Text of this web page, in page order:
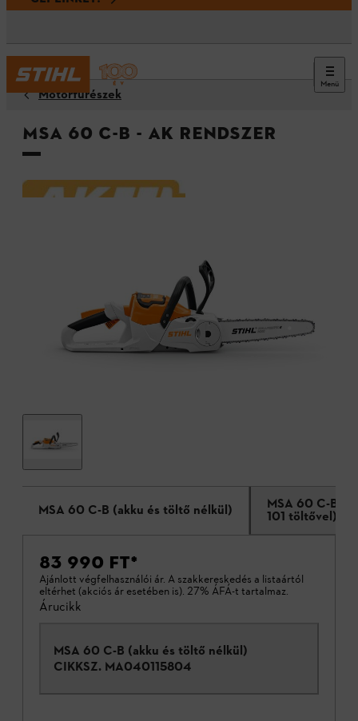
Menü
Motorfűrészek
MSA 60 C-B - AK rendszer
MSA 60 C-B (akku és töltő nélkül) MSA 60 C-B
101 töltővel)
83 990 FT*
Ajánlott végfelhasználói ár. A szakkereskedés a listaártól
eltérhet (akciós ár esetében is). 27% ÁFÁ-t tartalmaz.
Árucikk
MSA 60 C-B (akku és töltő nélkül)
CIKKSZ. MA040115804